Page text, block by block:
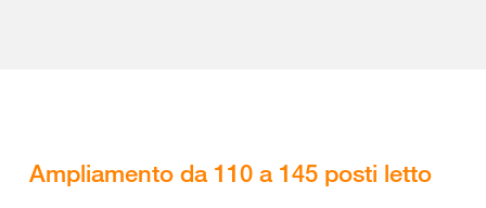
Ampliamento da 110 a 145 posti letto